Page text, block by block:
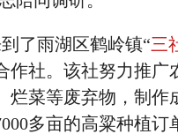
了雨湖区鹤岭镇“三
作社。该社努力推广
烂菜等废弃物，制
多亩的高粱种植